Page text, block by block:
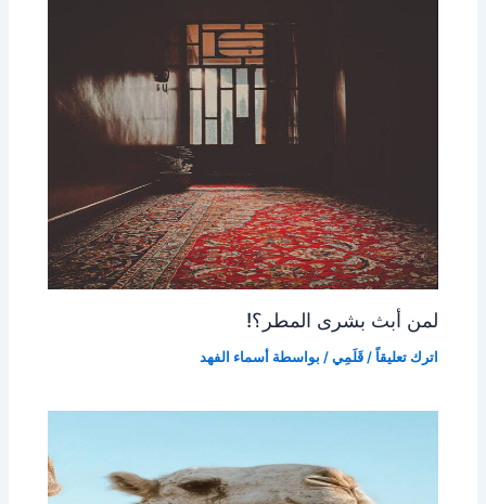
لمن أبث بشرى المطر؟!
اترك تعليقاً /قَلَمِي / بواسطة أسماء الفهد